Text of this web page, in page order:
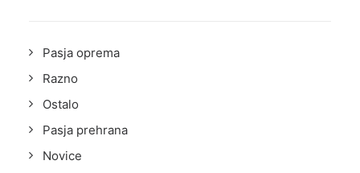
Pasja oprema
Razno
Ostalo
Pasja prehrana
Novice